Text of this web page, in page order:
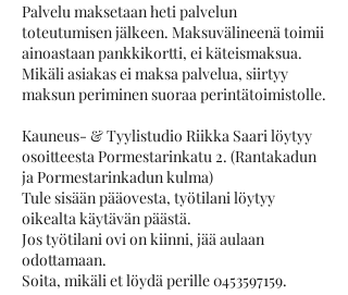
Palvelu maksetaan heti palvelun
toteutumisen jälkeen. Maksuvälineenä toimii
ainoastaan pankkikortti, ei käteismaksua.
Mikäli asiakas ei maksa palvelua, siirtyy
maksun periminen suoraa perintätoimistolle.
Kauneus- & Tyylistudio Riikka Saari löytyy
osoitteesta Pormestarinkatu 2. (Rantakadun
ja Pormestarinkadun kulma)
Tule sisään pääovesta, työtilani löytyy
oikealta käytävän päästä.
Jos työtilani ovi on kiinni, jää aulaan
odottamaan.
Soita, mikäli et löydä perille 0453597159.